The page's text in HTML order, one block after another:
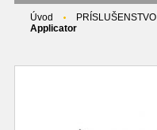
Úvod PRÍSLUŠENSTVO
Applicator